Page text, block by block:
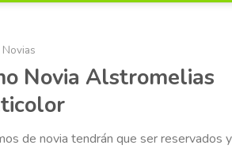
Novias
Novia Alstromelias
de novia tendrán que ser reservados